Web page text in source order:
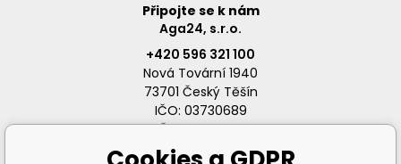
Připojte se k nám
Aga24, s.r.o.
+420 596 321 100
Nová Tovární 1940
73701 Český Těšín
IČO: 03730689
DIČ: CZ03730689